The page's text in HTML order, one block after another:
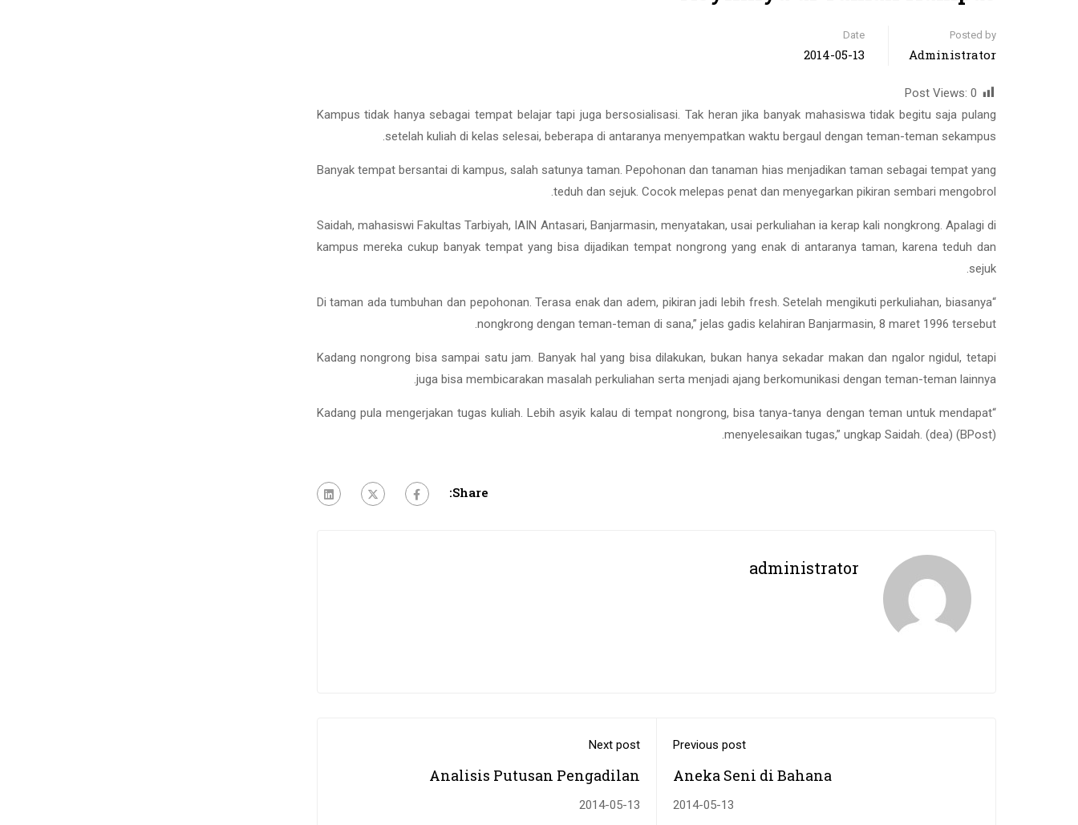
Posted by
Administrator
Date
2014-05-13
Post Views: 0
Kampus tidak hanya sebagai tempat belajar tapi juga bersosialisasi. Tak heran jika banyak mahasiswa tidak begitu saja pulang
setelah kuliah di kelas selesai, beberapa di antaranya menyempatkan waktu bergaul dengan teman-teman sekampus.
Banyak tempat bersantai di kampus, salah satunya taman. Pepohonan dan tanaman hias menjadikan taman sebagai tempat yang
teduh dan sejuk. Cocok melepas penat dan menyegarkan pikiran sembari mengobrol.
Saidah, mahasiswi Fakultas Tarbiyah, IAIN Antasari, Banjarmasin, menyatakan, usai perkuliahan ia kerap kali nongkrong. Apalagi di
kampus mereka cukup banyak tempat yang bisa dijadikan tempat nongrong yang enak di antaranya taman, karena teduh dan
sejuk.
“Di taman ada tumbuhan dan pepohonan. Terasa enak dan adem, pikiran jadi lebih fresh. Setelah mengikuti perkuliahan, biasanya
nongkrong dengan teman-teman di sana,” jelas gadis kelahiran Banjarmasin, 8 maret 1996 tersebut.
Kadang nongrong bisa sampai satu jam. Banyak hal yang bisa dilakukan, bukan hanya sekadar makan dan ngalor ngidul, tetapi
juga bisa membicarakan masalah perkuliahan serta menjadi ajang berkomunikasi dengan teman-teman lainnya.
“Kadang pula mengerjakan tugas kuliah. Lebih asyik kalau di tempat nongrong, bisa tanya-tanya dengan teman untuk mendapat
menyelesaikan tugas,” ungkap Saidah. (dea) (BPost).
Share:
administrator
Previous post
Aneka Seni di Bahana
2014-05-13
Next post
Analisis Putusan Pengadilan
2014-05-13